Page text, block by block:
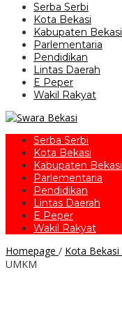
Serba Serbi
Kota Bekasi
Kabupaten Bekasi
Parlementaria
Pendidikan
Lintas Daerah
E Peper
Wakil Rakyat
Serba Serbi
Kota Bekasi
Kabupaten Bekasi
Parlementaria
Pendidikan
Lintas Daerah
E Peper
Wakil Rakyat
Homepage / Kota Bekasi
UMKM